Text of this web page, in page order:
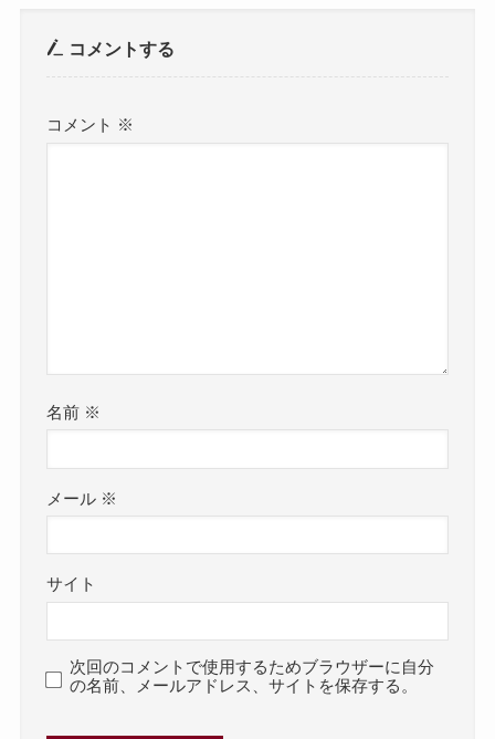
コメントする
コメント ※
名前 ※
メール ※
サイト
次回のコメントで使用するためブラウザーに自分
の名前、メールアドレス、サイトを保存する。